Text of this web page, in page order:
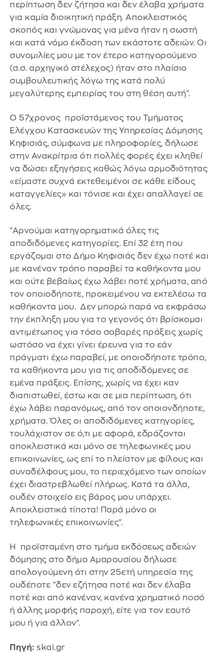
περίπτωση δεν ζήτησα και δεν έλαβα χρήματα
για καμία διοικητική πράξη. Αποκλειστικός
σκοπός και γνώμονας για μένα ήταν η σωστή
και κατά νόμο έκδοση των εκάστοτε αδειών. Οι
συνομιλίες μου με τον έτερο κατηγορούμενο
(σ.σ. αρχηγικό στέλεχος) ήταν στο πλαίσιο
συμβουλευτικής λόγω της κατά πολύ
μεγαλύτερης εμπειρίας του στη θέση αυτή".
Ο 57χρονος προϊστάμενος του Τμήματος
Ελέγχου Κατασκευών της Υπηρεσίας Δόμησης
Κηφισιάς, σύμφωνα με πληροφορίες, δήλωσε
στην Ανακρίτρια ότι πολλές φορές έχει κληθεί
να δώσει εξηγήσεις καθώς λόγω αρμοδιότητας
«είμαστε συχνά εκτεθειμένοι σε κάθε είδους
καταγγελίες» και τόνισε και έχει απαλλαγεί σε
όλες.
"Αρνούμαι κατηγορηματικά όλες τις
αποδιδόμενες κατηγορίες. Επί 32 έτη που
εργάζομαι στο Δήμο Κηφισιάς δεν έχω ποτέ και
με κανέναν τρόπο παραβεί τα καθήκοντα μου
και ούτε βεβαίως έχω λάβει ποτέ χρήματα, από
τον οποιοδήποτε, προκειμένου να εκτελέσω τα
καθήκοντα μου. Δεν μπορώ παρά να εκφράσω
την έκπληξη μου για το γεγονός ότι βρίσκομαι
αντιμέτωπος για τόσο σοβαρές πράξεις χωρίς
ωστόσο να έχει γίνει έρευνα για το εάν
πράγματι έχω παραβεί, με οποιοδήποτε τρόπο,
τα καθήκοντα μου για τις αποδιδόμενες σε
εμένα πράξεις. Επίσης, χωρίς να έχει καν
διαπιστωθεί, έστω και σε μια περίπτωση, ότι
έχω λάβει παρανόμως, από τον οποιονδήποτε,
χρήματα. Όλες οι αποδιδόμενες κατηγορίες,
τουλάχιστον σε ό,τι με αφορά, εδράζονται
αποκλειστικά και μόνο σε τηλεφωνικές μου
επικοινωνίες, ως επί το πλείστον με φίλους και
συναδέλφους μου, το περιεχόμενο των οποίων
έχει διαστρεβλωθεί πλήρως. Κατά τα άλλα,
ουδέν στοιχείο εις βάρος μου υπάρχει.
Αποκλειστικά τίποτα! Παρά μόνο οι
τηλεφωνικές επικοινωνίες".
Η προϊσταμένη στο τμήμα εκδόσεως αδειών
δόμησης στο δήμο Αμαρουσίου δήλωσε
απολογούμενη ότι στην 25ετή υπηρεσία της
ουδέποτε "δεν εζήτησα ποτέ και δεν έλαβα
ποτέ και από κανέναν, κανένα χρηματικό ποσό
ή άλλης μορφής παροχή, είτε για τον εαυτό
μου ή για άλλον".
Πηγή: skai.gr